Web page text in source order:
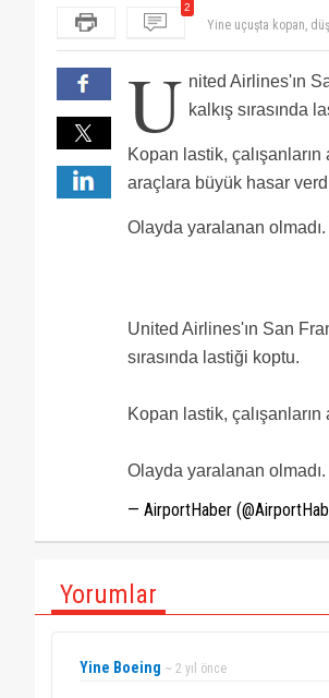
2
Düzgün takın lütfen.
U nited Airlines'ın
kalkış sırasında
Kopan lastik,
araçlara büyük hasar
Olayda yaralanan olmadı.
United Airlines'ın San
sırasında lastiği koptu.
Kopan lastik,
Olayda yaralanan olmadı.
— AirportHaber
Yorumlar
Yine Boeing ~ 2 yıl önce